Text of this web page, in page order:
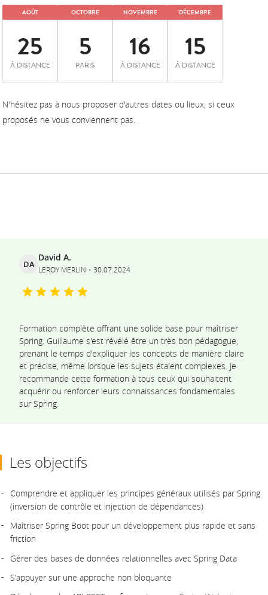
AOÛT
25
À DISTANCE
OCTOBRE
5
PARIS
NOVEMBRE
16
À DISTANCE
DÉCEMBRE
15
À DISTANCE
N'hésitez pas à nous proposer d'autres dates ou lieux, si ceux
proposés ne vous conviennent pas.
DA
David A.
LEROY MERLIN 30.07.2024
Formation complète offrant une solide base pour maîtriser
Spring. Guillaume s'est révélé être un très bon pédagogue,
prenant le temps d'expliquer les concepts de manière claire
et précise, même lorsque les sujets étaient complexes. Je
recommande cette formation à tous ceux qui souhaitent
acquérir ou renforcer leurs connaissances fondamentales
sur Spring.
Les objectifs
Comprendre et appliquer les principes généraux utilisés par Spring
(inversion de contrôle et injection de dépendances)
Maîtriser Spring Boot pour un développement plus rapide et sans
friction
Gérer des bases de données relationnelles avec Spring Data
S'appuyer sur une approche non bloquante